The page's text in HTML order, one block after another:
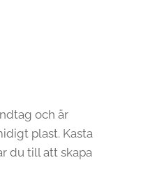
och är
plast. Kasta
du till att skapa